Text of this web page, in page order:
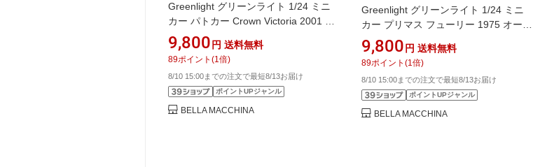
Greenlight グリーンライト 1/24 ミニ
カー パトカー Crown Victoria 2001 シ
アトルポリス ブルーメタリック 開閉
ドア Hot Pursuit GL85571
9,800 円 送料無料
89ポイント (1倍)
8/10 15:00までの注文で最短8/13お届け
ポイントUPジャンル
BELLA MACCHINA
Greenlight グリーンライト 1/24 ミニ
カー プリマス フューリー 1975 オーセ
ージ郡 保安官 パトカー ブルー ホワイ
ト 開閉ドア 84105
9,800 円 送料無料
89ポイント (1倍)
8/10 15:00までの注文で最短8/13お届け
ポイントUPジャンル
BELLA MACCHINA